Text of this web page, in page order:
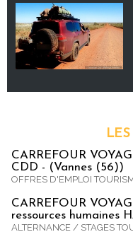
LES
CARREFOUR
CDD - (Vannes (56))
OFFRES D'EMPLOI
CARREFOUR
ressources humaines
ALTERNANCE / STAGES